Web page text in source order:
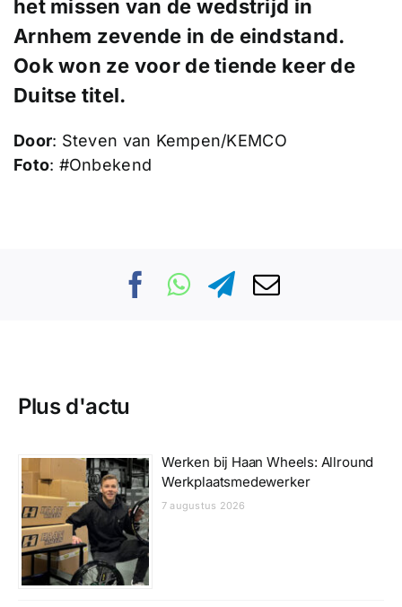
het missen van de wedstrijd in
Arnhem zevende in de eindstand.
Ook won ze voor de tiende keer de
Duitse titel.
Door: Steven van Kempen/KEMCO
Foto: #Onbekend
Plus d'actu
Werken bij Haan Wheels: Allround
Werkplaatsmedewerker
7 augustus 2026